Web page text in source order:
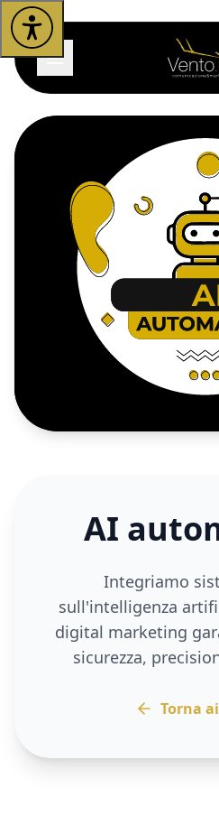
AI
Integriamo
sull'intelligenza
digital marketing
sicurezza,
Torna